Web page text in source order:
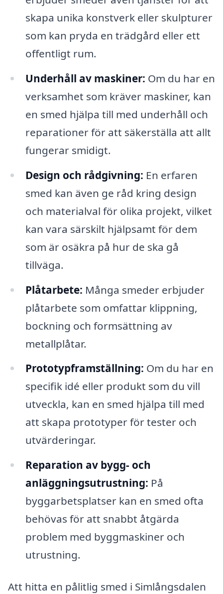
skapa unika konstverk eller skulpturer
som kan pryda en trädgård eller ett
offentligt rum.
Underhåll av maskiner: Om du har en
verksamhet som kräver maskiner, kan
en smed hjälpa till med underhåll och
reparationer för att säkerställa att allt
fungerar smidigt.
Design och rådgivning: En erfaren
smed kan även ge råd kring design
och materialval för olika projekt, vilket
kan vara särskilt hjälpsamt för dem
som är osäkra på hur de ska gå
tillväga.
Plåtarbete: Många smeder erbjuder
plåtarbete som omfattar klippning,
bockning och formsättning av
metallplåtar.
Prototypframställning: Om du har en
specifik idé eller produkt som du vill
utveckla, kan en smed hjälpa till med
att skapa prototyper för tester och
utvärderingar.
Reparation av bygg- och
anläggningsutrustning: På
byggarbetsplatser kan en smed ofta
behövas för att snabbt åtgärda
problem med byggmaskiner och
utrustning.
Att hitta en pålitlig smed i Simlångsdalen